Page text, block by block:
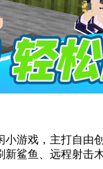
小游戏，主打自
鲨鱼、远程射击